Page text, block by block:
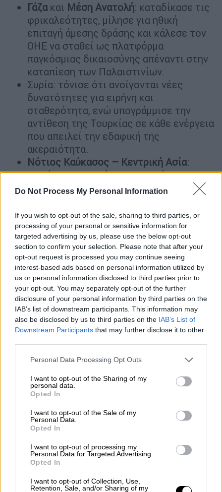
Do Not Process My Personal Information
If you wish to opt-out of the sale, sharing to third parties, or
processing of your personal or sensitive information for
targeted advertising by us, please use the below opt-out
section to confirm your selection. Please note that after your
opt-out request is processed you may continue seeing
interest-based ads based on personal information utilized by
us or personal information disclosed to third parties prior to
your opt-out. You may separately opt-out of the further
disclosure of your personal information by third parties on the
IAB’s list of downstream participants. This information may
also be disclosed by us to third parties on the IAB’s List of
Downstream Participants that may further disclose it to other
Please note that this website/app uses one or more Google
not limited to your visit or usage behaviour. You may click to
grant or deny consent to Google and its third-party tags to
use your data for below specified purposes in below Google
consent section.
Personal Data Processing Opt Outs
I want to opt-out of the Sharing of my
personal data.
Opted In
I want to opt-out of the Sale of my
Personal Data.
Opted In
I want to opt-out of processing my
Personal Data for Targeted Advertising.
Opted In
I want to opt-out of Collection, Use,
Retention, Sale, and/or Sharing of my
Γάζακαι Μέση Ανατολή: καταδίκασε τις
φρικαλεότητες, μίλησε για ηθική
επιταγή άμεσης δράσης και κάλεσε τον
ΟΗΕ να σταθεί ως πλατφόρμα
παγκόσμιας δικαιοσύνης απέναντι στην
καταπίεση των Παλαιστινίων.
Συρία: τόνισε ότι ανοίγονται νέες
δυνατότητες για ειρήνη και
σταθερότητα, ενώ υπογράμμισε την
αντίθεση της Τουρκίας σε κάθε ενέργεια
που απειλεί την εδαφική της
ακεραιότητα.
Νότιος Καύκασος – Κεντρική Ασία:
χαιρέτισε τις πρόσφατες κινήσεις για
περιφερειακή ειρήνη και εξέφρασε την
οικονομικών σχέσεων και νέων
διαδρόμων μεταφορών.
Κλίμα και ενέργεια: ανακοίνωσε ότι η
Τουρκίαπροετοιμάζεται να φιλοξενήσει
τη Διάσκεψη του ΟΗΕγια τηνΚλιματική
Αλλαγή το 2025, ενώ χαρακτήρισε τον
SCOπλατφόρμα-κλειδί για έργα που
ενισχύουν την ενεργειακή ασφάλεια.
Η ομιλία του Ρετζέπ Ταγίπ Ερντογάνστη
σύνοδο ήταν μια επιτηδευμένη πολιτική
Τουρκία —και τον ίδιο προσωπικά— σε
ρυθμιστή λόγου και επιρροής σε έναν
οργανισμό όπου δεσπόζουν δύο κολοσσοί: η
και η
Τουρκία, αν και μέλος του
εμφανίστηκε στη
δύναμη» που μπορεί να συνομιλεί ισότιμα με
Ρωσία, την , το και την
ότι δεν είναι απλώς «δυτικός δορυφόρος»,